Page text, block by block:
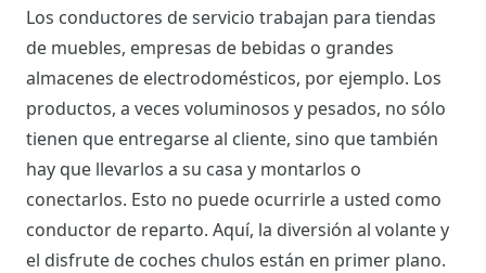
Los conductores de servicio trabajan para tiendas
de muebles, empresas de bebidas o grandes
almacenes de electrodomésticos, por ejemplo. Los
productos, a veces voluminosos y pesados, no sólo
tienen que entregarse al cliente, sino que también
hay que llevarlos a su casa y montarlos o
conectarlos. Esto no puede ocurrirle a usted como
conductor de reparto. Aquí, la diversión al volante y
el disfrute de coches chulos están en primer plano.